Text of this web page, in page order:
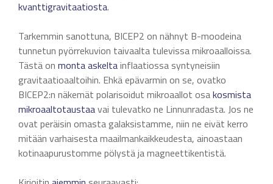
kvanttigravitaatiosta.
Tarkemmin sanottuna, BICEP2 on nähnyt B-moodeina
tunnetun pyörrekuvion taivaalta tulevissa mikroaalloissa.
Tästä on montaaskeltainflaatiossa syntyneisiin
gravitaatioaaltoihin. Ehkä epävarmin on se, ovatko
BICEP2:n näkemät polarisoidut mikroaallot osakosmista
mikroaaltotaustaavai tulevatko ne Linnunradasta. Jos ne
ovat peräisin omasta galaksistamme, niin ne eivät kerro
mitään varhaisesta maailmankaikkeudesta, ainoastaan
kotinaapurustomme pölystä ja magneettikentistä.